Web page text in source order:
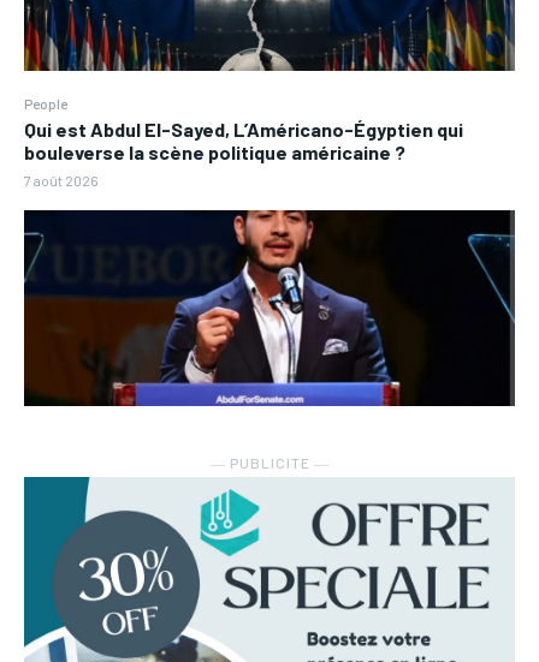
People
Qui est Abdul El-Sayed, L’Américano-Égyptien qui
bouleverse la scène politique américaine ?
7 août 2026
― PUBLICITE ―